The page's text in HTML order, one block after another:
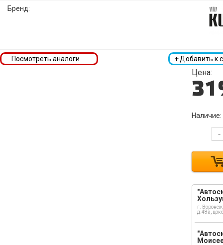
Бренд:
+Добавить к
Посмотреть аналоги
Цена:
Наличие:
-
г.
д.48а,